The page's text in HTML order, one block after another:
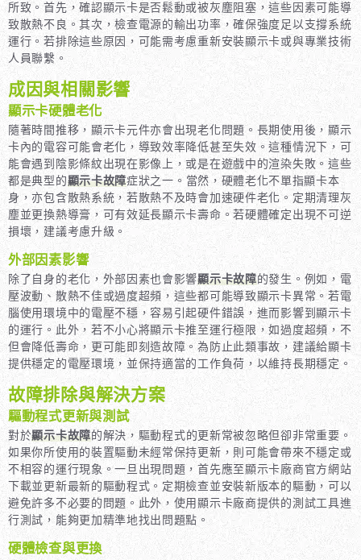
所致。首先，確認顯示卡是否鬆動或被灰塵阻塞，這些因素可能導
致散熱不良。其次，檢查電源的輸出功率，確保強度足以支撐系統
運行。若排除這些原因，可能需考慮重新安裝顯示卡或與專業技術
人員聯繫。
成因與相關影響
顯示卡硬體老化
隨著時間推移，顯示卡元件亦會出現老化問題。長期使用後，顯示
卡內的電容可能會老化，導致效率降低甚至失效。這種情況下，可
能會遇到陰影條紋出現在影像上，或是在遊戲中的渲染失敗。這些
都是典型的顯示卡故障症狀之一。當然，硬體老化不單指顯卡本
身，亦包含散熱系統，若散熱不及時會加速硬件老化。定期清理灰
塵並更換熱導膏，可有效延長顯示卡壽命。若硬體確定出現不可逆
損壞，建議考慮升級。
外部因素影響
除了自身的老化，外部因素也會影響顯示卡故障的發生。例如，電
壓波動、散熱不佳或過度超頻，這些都可能導致顯示卡異常。若電
腦使用環境中的電壓不穩，容易引起硬件錯誤，進而影響到顯示卡
的運行。此外，若不小心將顯示卡推至運行極限，如過度超頻，不
但會降低壽命，更可能即刻造故障。為防止此類事故，建議給顯卡
提供穩定的電壓環境，並保持適當的工作負荷，以維持長期穩定。
故障排除與解決方案
驅動程式更新與測試
對於顯示卡故障的解決，驅動程式的更新常被忽略但卻非常重要。
如果你所使用的裝置驅動未經常保持更新，則可能會帶來不穩定或
不相容的運行現象。一旦出現問題，首先應至顯示卡廠商官方網站
下載並更新最新的驅動程式。定期檢查並安裝新版本的驅動，可以
避免許多不必要的問題。此外，使用顯示卡廠商提供的測試工具進
行測試，能夠更加精準地找出問題點。
硬體檢查與更換